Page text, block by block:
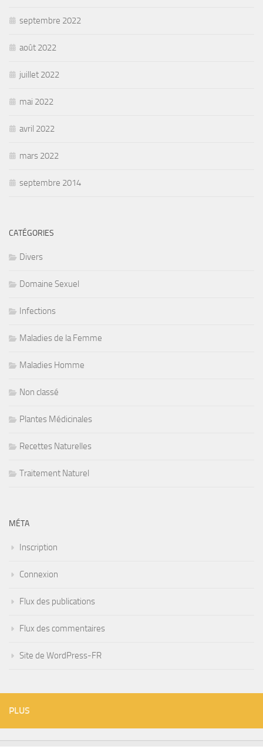
septembre 2022
août 2022
juillet 2022
mai 2022
avril 2022
mars 2022
septembre 2014
CATÉGORIES
Divers
Domaine Sexuel
Infections
Maladies de la Femme
Maladies Homme
Non classé
Plantes Médicinales
Recettes Naturelles
Traitement Naturel
MÉTA
Inscription
Connexion
Flux des publications
Flux des commentaires
Site de WordPress-FR
PLUS